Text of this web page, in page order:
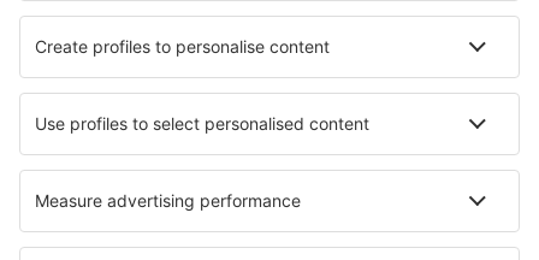
Hoteluri în Curbans Hoteluri în Navarres
Hoteluri în Robledillo Hoteluri în East End
Hoteluri Underbarrow Hoteluri în Barranco
Cele mai bune hoteluri - regiuni